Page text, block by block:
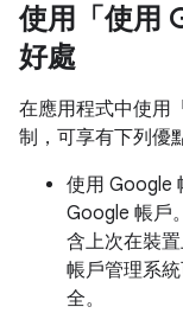
使用「使用
好處
在應用程式中使用
制，可享有下列優
使用 Google
Google 帳戶
含上次在裝
帳戶管理系
全。